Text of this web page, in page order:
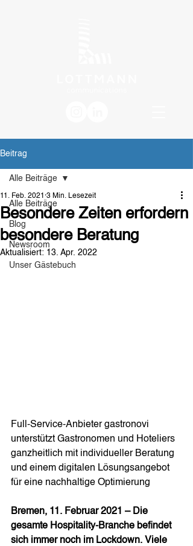
Beitrag
Alle Beiträge
Blog
Newsroom
Unser Gästebuch
Alle Beiträge
Besondere Zeiten erfordern
besondere Beratung
11. Feb. 2021 3 Min. Lesezeit
Aktualisiert: 13. Apr. 2022
Full-Service-Anbieter gastronovi
unterstützt Gastronomen und Hoteliers
ganzheitlich mit individueller Beratung
und einem digitalen Lösungsangebot
für eine nachhaltige Optimierung
Bremen, 11. Februar 2021 – Die
gesamte Hospitality-Branche befindet
sich immer noch im Lockdown. Viele